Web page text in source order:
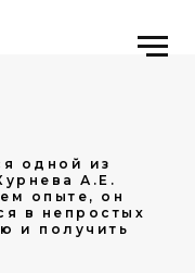
одной из
А.Е.
опыте, он
в непростых
и получить